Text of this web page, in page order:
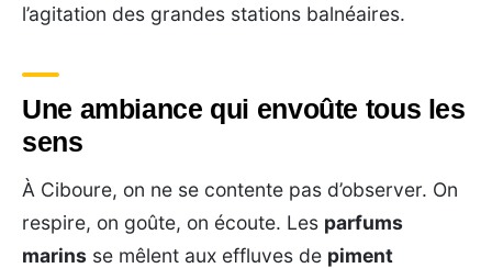
l’agitation des grandes stations balnéaires.
Une ambiance qui envoûte tous les
sens
À Ciboure, on ne se contente pas d’observer. On
respire, on goûte, on écoute. Les parfums
marins se mêlent aux effluves de piment